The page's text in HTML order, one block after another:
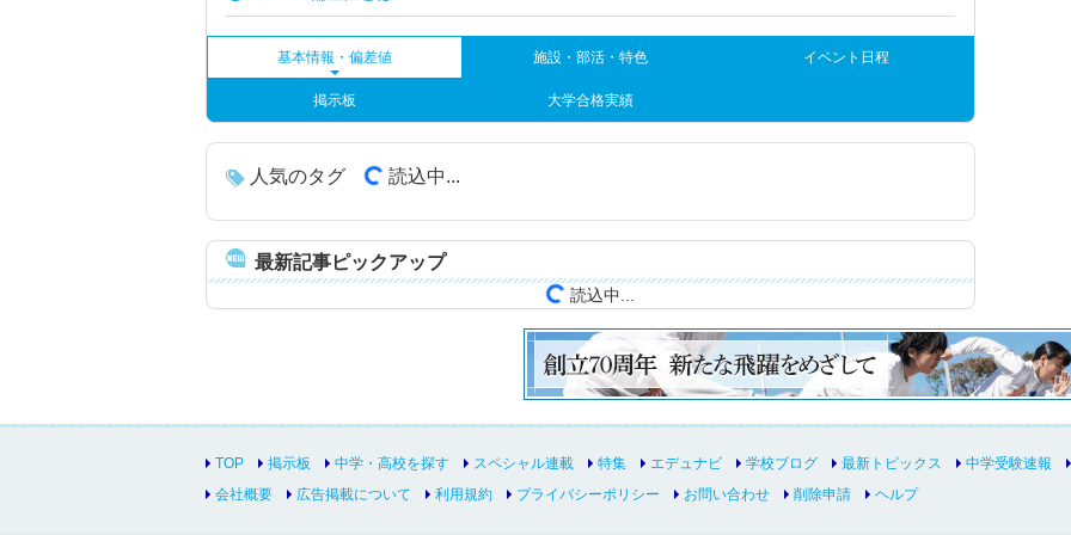
基本情報・偏差値 施設・部活・特色 イベント日程
掲示板 大学合格実績
人気のタグ 読込中...
最新記事ピックアップ
読込中...
TOP 掲示板 中学・高校を探す スペシャル連載 特集 エデュナビ 学校ブログ 最新トピックス 中学受験速報
会社概要
広告掲載について 利用規約 プライバシーポリシー お問い合わせ 削除申請 ヘルプ